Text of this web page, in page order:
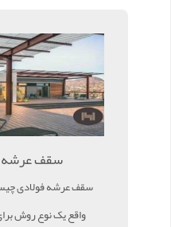
سقف
سقف عرشه فولادی
واقع یک نوع روش